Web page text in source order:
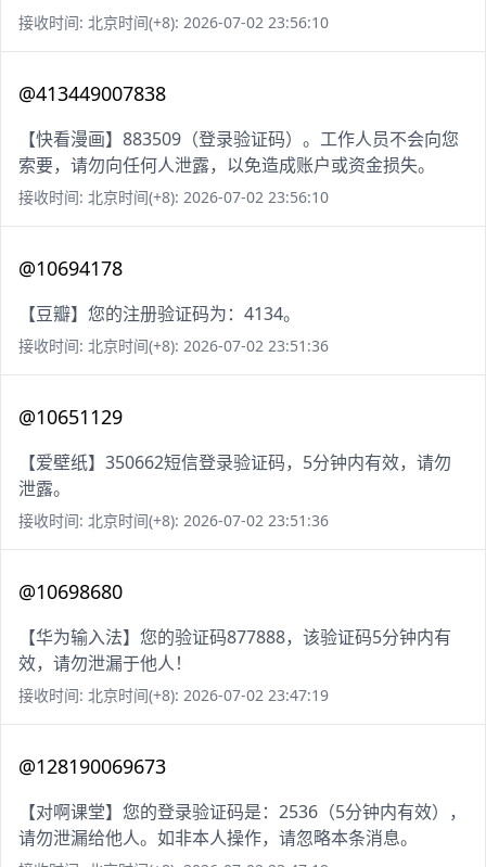
接收时间: 北京时间(+8): 2026-07-02 23:56:10
@413449007838
【快看漫画】883509（登录验证码）。工作人员不会向您
索要，请勿向任何人泄露，以免造成账户或资金损失。
接收时间: 北京时间(+8): 2026-07-02 23:56:10
@10694178
【豆瓣】您的注册验证码为：4134。
接收时间: 北京时间(+8): 2026-07-02 23:51:36
@10651129
【爱壁纸】350662短信登录验证码，5分钟内有效，请勿
泄露。
接收时间: 北京时间(+8): 2026-07-02 23:51:36
@10698680
【华为输入法】您的验证码877888，该验证码5分钟内有
效，请勿泄漏于他人！
接收时间: 北京时间(+8): 2026-07-02 23:47:19
@128190069673
【对啊课堂】您的登录验证码是：2536（5分钟内有效），
请勿泄漏给他人。如非本人操作，请忽略本条消息。